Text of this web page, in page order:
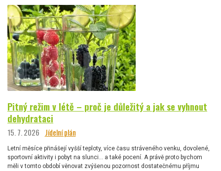
Pitný režim v létě – proč je důležitý a jak se vyhnout
dehydrataci
15. 7. 2026 Jídelní plán
Letní měsíce přinášejí vyšší teploty, více času stráveného venku, dovolené,
sportovní aktivity i pobyt na slunci… a také pocení. A právě proto bychom
měli v tomto období věnovat zvýšenou pozornost dostatečnému příjmu